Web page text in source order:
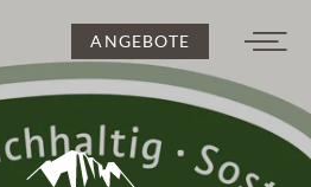
IT EN
ANGEBOTE